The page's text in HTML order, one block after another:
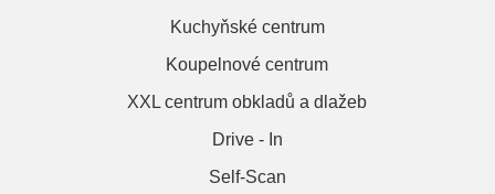
Kuchyňské centrum
Koupelnové centrum
XXL centrum obkladů a dlažeb
Drive - In
Self-Scan